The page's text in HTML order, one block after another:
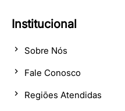
Institucional
Sobre Nós
Fale Conosco
Regiões Atendidas